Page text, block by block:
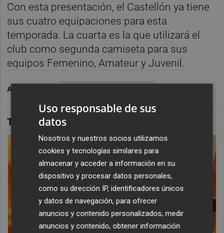
Con esta presentación, el Castellón ya tiene
sus cuatro equipaciones para esta
temporada. La cuarta es la que utilizará el
club como segunda camiseta para sus
equipos Femenino, Amateur y Juvenil.
ARCHIVADO EN
TAMBIÉN TE PUEDE INTERESAR
Uso responsable de sus
datos
Nosotros y nuestros socios utilizamos
cookies y tecnologías similares para
almacenar y acceder a información en su
dispositivo y procesar datos personales,
como su dirección IP, identificadores únicos
y datos de navegación, para ofrecer
anuncios y contenido personalizados, medir
anuncios y contenido, obtener información